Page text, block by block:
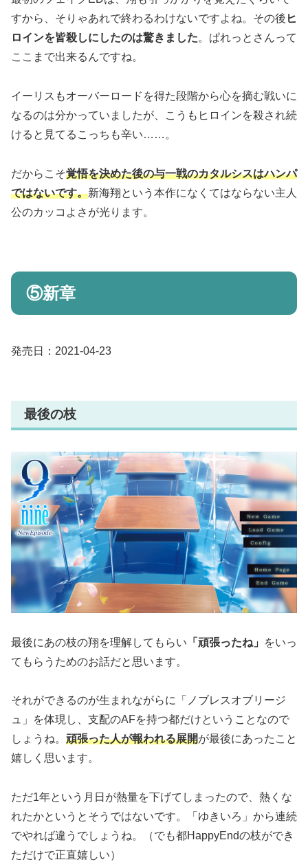
すから、そりゃあれで終わるわけないですよね。その後 ヒ
ロインを皆殺しにしたのは驚きました。ぱれっとさんって
ここまで出来るんですね。
イーリスもオーバーロードを得た段階から心を摘む戦いに
なるのは分かっていましたが、こうもヒロインを殺され続
けると見てるこっちも辛い……。
だからこそ覚悟を決めた後の与一戦のカタルシスはハンパ
ではないです。新海翔という本作になくてはならない主人
公のカッコよさが光ります。
⑤新章
発売日：2021-04-23
最後の枝
最後にあの枝の翔を理解してもらい 「頑張ったね」
をいっ
てもらうためのお話だと思います。
それができるのが生まれながらに「ノブレスオブリージ
ュ」を体現し、支配のAFを持つ都だけということなので
しょうね。 頑張った人が報われる展開が最後にあったこと
嬉しく思います。
ただ1年という月日が熱量を下げてしまったので、熱くな
れたかというとそうではないです。「ゆきいろ」から連続
でやれば違うでしょうね。（でも都HappyEndの枝ができ
ただけで正直嬉しい）